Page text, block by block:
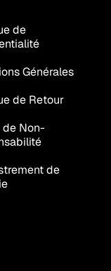
de
Générales
de Retour
de Non-
de